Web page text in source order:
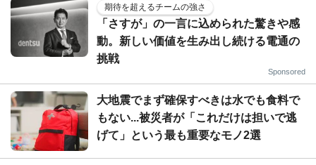
期待を超えるチームの強さ
「さすが」の一言に込められた驚きや感
動。新しい価値を生み出し続ける電通の
挑戦
Sponsored
大地震でまず確保すべきは水でも食料で
もない...被災者が「これだけは担いで逃
げて」という最も重要なモノ2選